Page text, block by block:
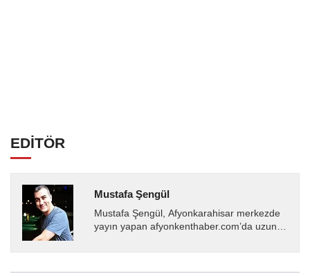
EDİTÖR
Mustafa Şengül
Mustafa Şengül, Afyonkarahisar merkezde
yayın yapan afyonkenthaber.com’da uzun
almakta, haber akışı...